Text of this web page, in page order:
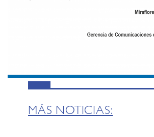
MÁS NOTICIAS: